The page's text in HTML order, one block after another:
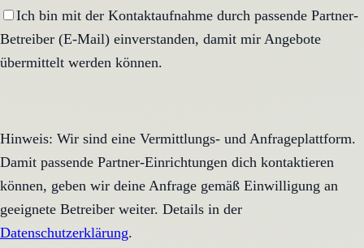
Ich bin mit der Kontaktaufnahme durch passende Partner-
Betreiber (E-Mail) einverstanden, damit mir Angebote
übermittelt werden können.
Hinweis: Wir sind eine Vermittlungs- und Anfrageplattform.
Damit passende Partner-Einrichtungen dich kontaktieren
können, geben wir deine Anfrage gemäß Einwilligung an
geeignete Betreiber weiter. Details in der
Datenschutzerklärung.